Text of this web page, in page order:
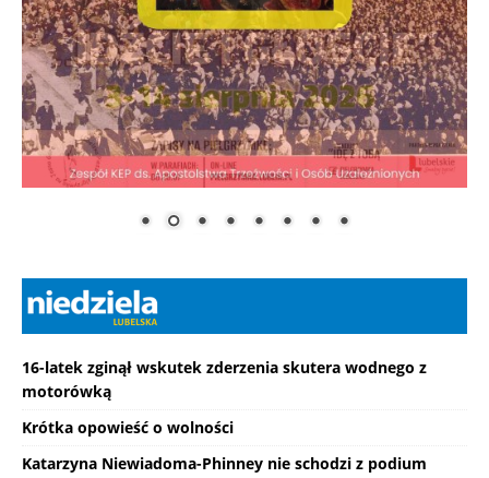
16-latek zginął wskutek zderzenia skutera wodnego z
motorówką
Krótka opowieść o wolności
Katarzyna Niewiadoma-Phinney nie schodzi z podium